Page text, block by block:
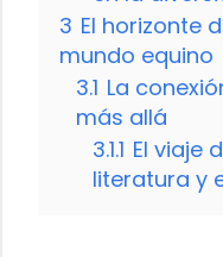
3 El horizonte
mundo equino
3.1 La
más allá
3.1.1 El viaje
literatura y